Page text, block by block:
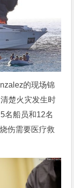
的现场锦
楚火灾发生时
名船员和12名
伤需要医疗救